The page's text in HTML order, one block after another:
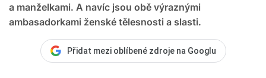
a manželkami. A navíc jsou obě výraznými
ambasadorkami ženské tělesnosti a slasti.
Přidat mezi oblíbené zdroje na Googlu